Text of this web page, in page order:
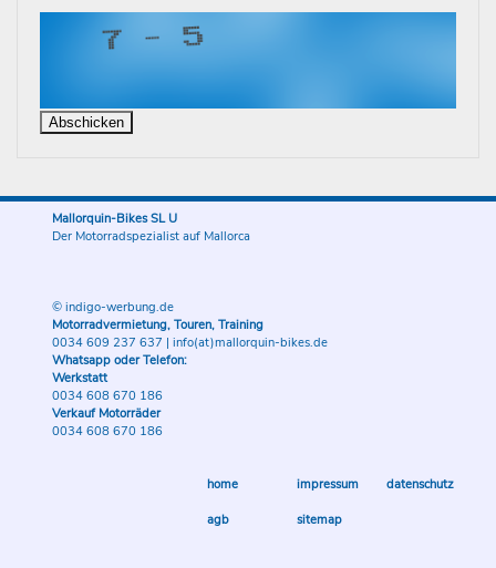
Mallorquin-Bikes SL U
Der Motorradspezialist auf Mallorca
© indigo-werbung.de
Motorradvermietung, Touren, Training
0034 609 237 637 | info(at)mallorquin-bikes.de
Whatsapp oder Telefon:
Werkstatt
0034 608 670 186
Verkauf Motorräder
0034 608 670 186
home impressum datenschutz
agb sitemap